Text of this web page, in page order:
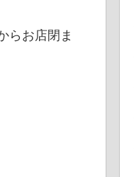
らお店閉ま